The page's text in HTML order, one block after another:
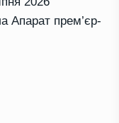
Апарат прем’єр-